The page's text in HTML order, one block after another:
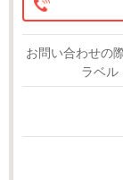
お問い合わせの
ラベル